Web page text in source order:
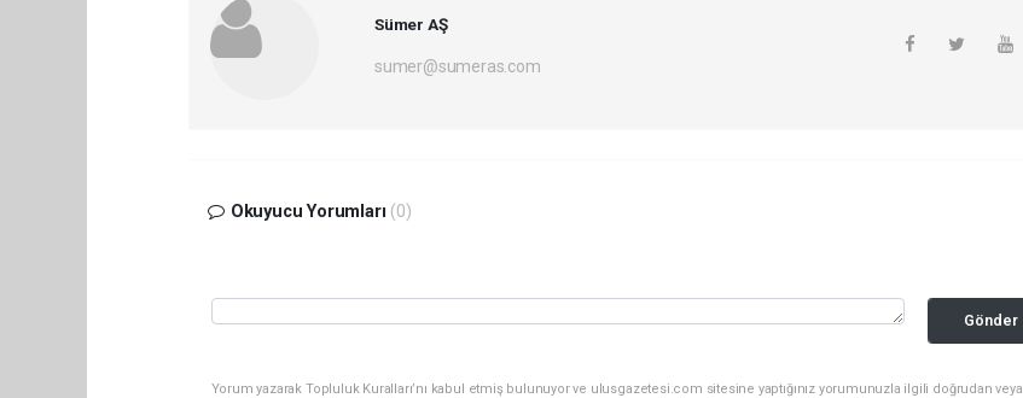
Sümer AŞ
sumer@sumeras.com
Okuyucu Yorumları (0)
Gönder
Yorum yazarak Topluluk Kuralları’nı kabul etmiş bulunuyor ve ulusgazetesi.com sitesine yaptığınız yorumunuzla ilgili doğrudan veya